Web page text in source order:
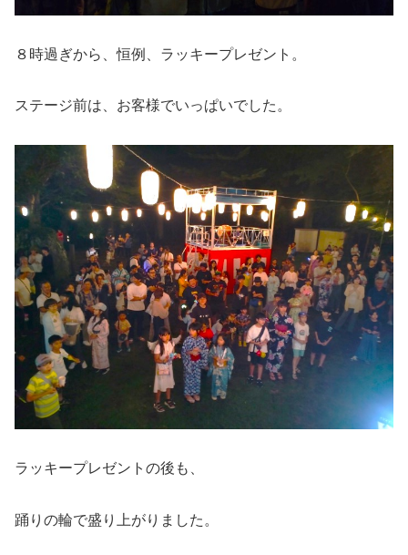
８時過ぎから、恒例、ラッキープレゼント。
ステージ前は、お客様でいっぱいでした。
ラッキープレゼントの後も、
踊りの輪で盛り上がりました。